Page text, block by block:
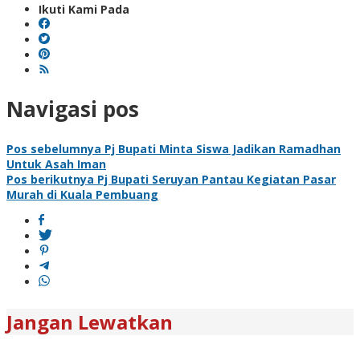
Ikuti Kami Pada
Navigasi pos
Pos sebelumnya Pj Bupati Minta Siswa Jadikan Ramadhan
Untuk Asah Iman
Pos berikutnya Pj Bupati Seruyan Pantau Kegiatan Pasar
Murah di Kuala Pembuang
Jangan Lewatkan